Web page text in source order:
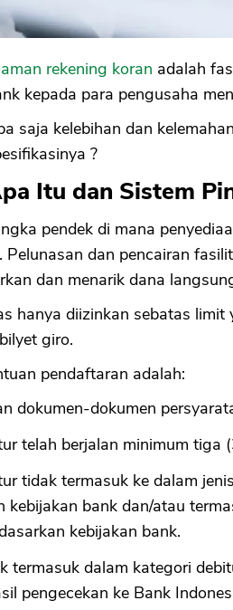
rekening koran adalah
kepada para pengusaha
saja kelebihan dan
?
Itu dan Sistem
pendek di mana
Pelunasan dan pencairan
dan menarik dana
hanya diizinkan sebatas
giro.
pendaftaran adalah:
dokumen-dokumen
telah berjalan minimum tiga
tidak termasuk ke dalam
kebijakan bank dan/atau
kebijakan bank.
termasuk dalam kategori
pengecekan ke Bank